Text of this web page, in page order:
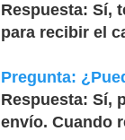
Respuesta: Sí,
para recibir el
Pregunta:
Respuesta: Sí,
envío. Cuando